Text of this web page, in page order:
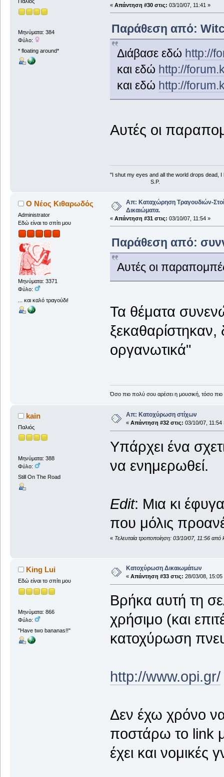
Παλιός
Μηνύματα: 384
Φύλο:
* floating around*
« Απάντηση #30 στις: 03/10/07, 11:41 »
Παράθεση από:
Διάβασε εδώ http://
και εδώ http://
και εδώ http://
Αυτές οι
"I shut my eyes and all the world drops dead,
S.P.
Ο Νέος Κιθαρωδός
Administrator
Εδώ είναι το σπίτι μου
Μηνύματα: 3371
Φύλο:
... και καλό τραγούδι!
Απ: Καταχώρηση Τραγουδιών-
Δικαιώματα.
« Απάντηση #31 στις: 03/10/07, 11:54 »
Παράθεση από:
Αυτές οι
Τα θέματα
ξεκαθαρίστηκαν,
οργανωτικά"
Όσο πιο πολύ σου αρέσει η μουσική, τόσο
kain
Παλιός
Μηνύματα: 388
Φύλο:
Still On The Road
Απ: Κατοχύρωση στίχων
« Απάντηση #32 στις: 03/10/07, 11:54
Υπάρχει ένα
να ενημερωθεί.
Edit: Μια κι
που μόλις
« Τελευταία τροποποίηση: 03/10/07, 11:56 από
King Lui
Εδώ είναι το σπίτι μου
Μηνύματα: 866
Φύλο:
"Have two bananas!!"
Κατοχύρωση Δικαιωμάτων
« Απάντηση #33 στις: 28/03/08, 15:05
Βρήκα αυτή τη
χρήσιμο (και
κατοχύρωση
http://www.opi.gr/
Δεν έχω χρόνο
ποστάρω το link
έχει και νομικές